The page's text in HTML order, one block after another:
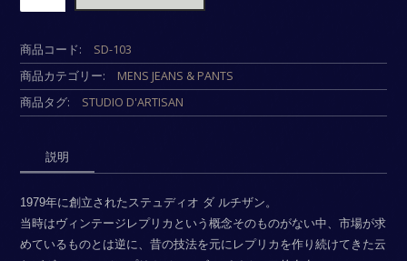
商品コード:
SD-103
商品カテゴリー:
MENS JEANS & PANTS
商品タグ:
STUDIO D'ARTISAN
説明
1979年に創立されたステュディオ ダ ルチザン。
当時はヴィンテージレプリカという概念そのものがない中、市場が求
めているものとは逆に、昔の技法を元にレプリカを作り続けてきた云